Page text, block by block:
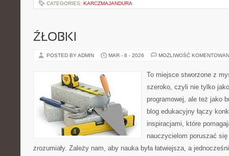
CATEGORIES: KARCZMAJANDURA
ŹŁOBKI
POSTED BY ADMIN MAR - 8 - 2026 MOŻLIWOŚĆ
To miejsce stworzone z
szeroko, czyli nie tylko
programowej, ale też jako
blog edukacyjny łączy
inspiracjami, które
nauczycielom poruszać
zrozumiały. Zależy nam, aby nauka była łatwiejsza, a